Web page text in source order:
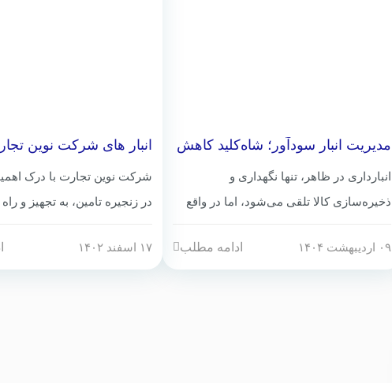
مدیریت انبار سودآور؛ شاه‌کلید کاهش
انبارداری در ظاهر، تنها نگهداری و
ذخیره‌سازی کالا تلقی می‌شود، اما در واقع
بهره‌وری سازمان‌هاست. به‌ویژه در
۰۹ اردیبهشت ۱۴۰۴ ادامه مطلب
انبار های شرکت نوین
شرکت نوین تجارت با درک
در زنجیره تامین، به تجهیز و راه
اقدام کرده است. این انبارها با
۱۷ اسفند ۱۴۰۲